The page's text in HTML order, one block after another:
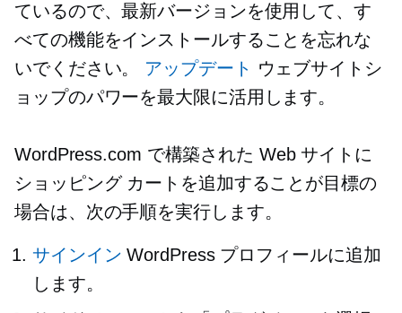
ているので、最新バージョンを使用して、す
べての機能をインストールすることを忘れな
いでください。 アップデート ウェブサイトシ
ョップのパワーを最大限に活用します。
WordPress.com で構築された Web サイトに
ショッピング カートを追加することが目標の
場合は、次の手順を実行します。
サインイン WordPress プロフィールに追加
します。